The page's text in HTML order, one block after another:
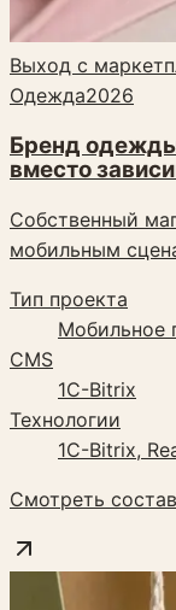
Выход с
Одежда2026
Бренд
вместо
Собственный
мобильным
Тип проекта
Мобильное
CMS
1C-Bitrix
Технологии
1C-Bitrix,
Смотреть